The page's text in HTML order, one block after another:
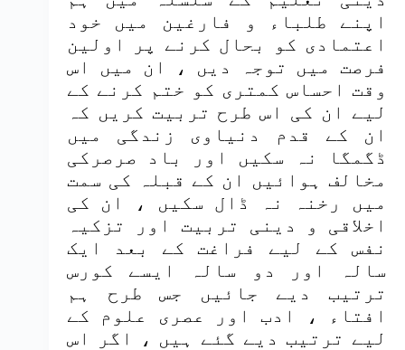
اپنے طلباء و فارغین میں خود
اعتمادی کو بحال کرنے پر اولین
فرصت میں توجہ دیں ، ان میں اس
وقت احساس کمتری کو ختم کرنے کے
لیے ان کی اس طرح تربیت کریں کہ
ان کے قدم دنیاوی زندگی میں
ڈگمگا نہ سکیں اور باد صرصرکی
مخالف ہوائیں ان کے قبلہ کی سمت
میں رخنہ نہ ڈال سکیں ، ان کی
اخلاقی و دینی تربیت اور تزکیہ
نفس کے لیے فراغت کے بعد ایک
سالہ اور دو سالہ ایسے کورس
ترتیب دیے جائیں جس طرح ہم
افتاء ، ادب اور عصری علوم کے
لیے ترتیب دیے گئے ہیں ، اگر اس